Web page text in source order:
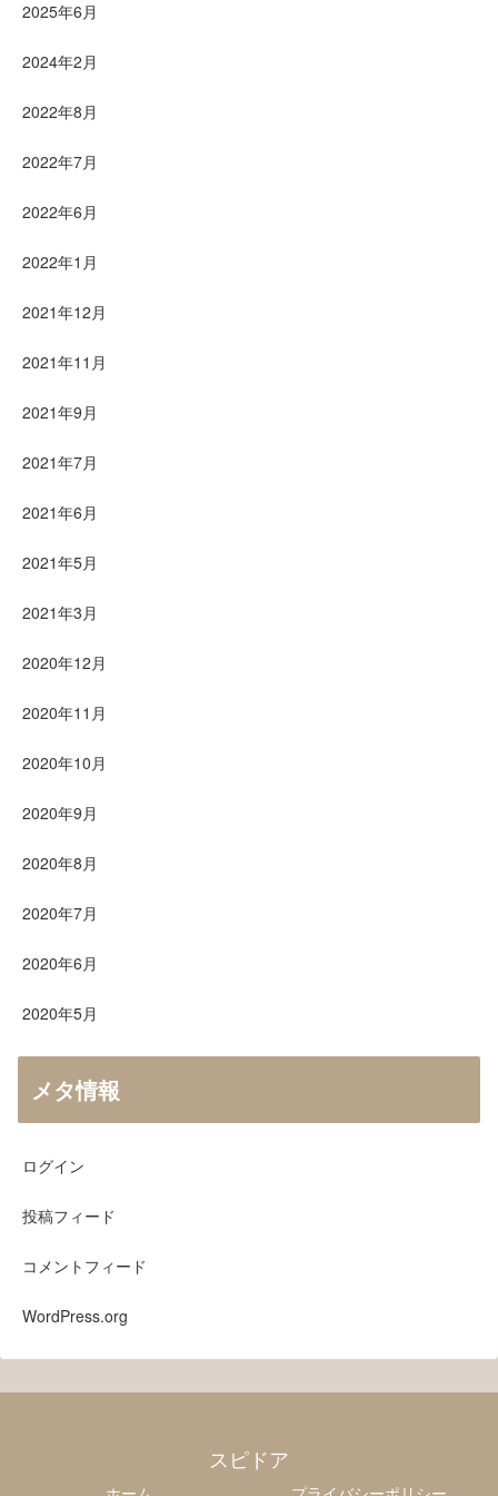
2025年6月
2024年2月
2022年8月
2022年7月
2022年6月
2022年1月
2021年12月
2021年11月
2021年9月
2021年7月
2021年6月
2021年5月
2021年3月
2020年12月
2020年11月
2020年10月
2020年9月
2020年8月
2020年7月
2020年6月
2020年5月
メタ情報
ログイン
投稿フィード
コメントフィード
WordPress.org
スピドア